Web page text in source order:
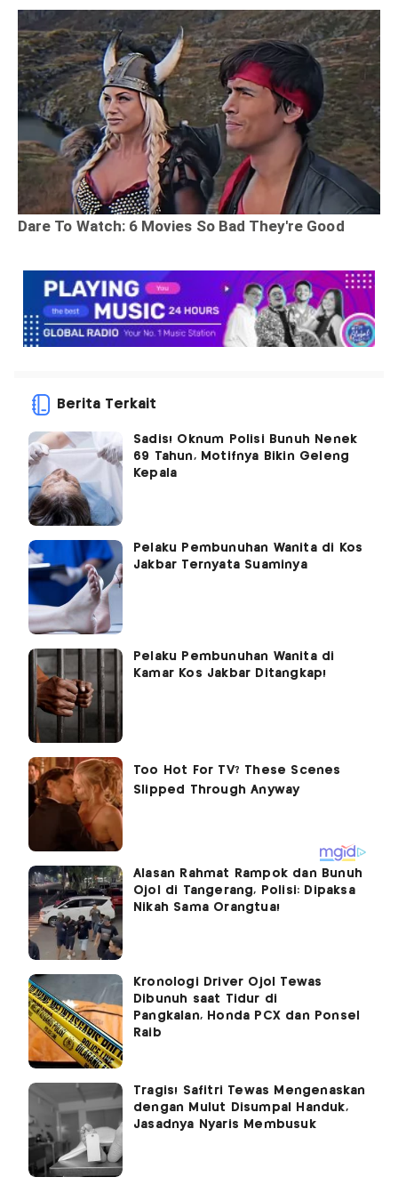
Berita Terkait
Sadis! Oknum Polisi Bunuh Nenek
69 Tahun, Motifnya Bikin Geleng
Kepala
Pelaku Pembunuhan Wanita di Kos
Jakbar Ternyata Suaminya
Pelaku Pembunuhan Wanita di
Kamar Kos Jakbar Ditangkap!
Alasan Rahmat Rampok dan Bunuh
Ojol di Tangerang, Polisi: Dipaksa
Nikah Sama Orangtua!
Kronologi Driver Ojol Tewas
Dibunuh saat Tidur di
Pangkalan, Honda PCX dan Ponsel
Raib
Tragis! Safitri Tewas Mengenaskan
dengan Mulut Disumpal Handuk,
Jasadnya Nyaris Membusuk